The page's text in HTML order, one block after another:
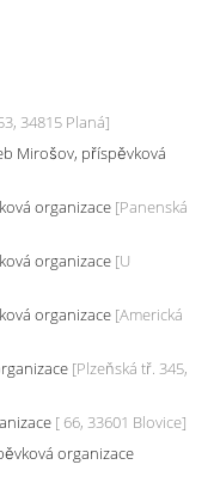
34815 Planá]
Mirošov, příspěvková
organizace [Panenská
organizace [U
organizace [Americká
[Plzeňská tř. 345,
[ 66, 33601 Blovice]
organizace